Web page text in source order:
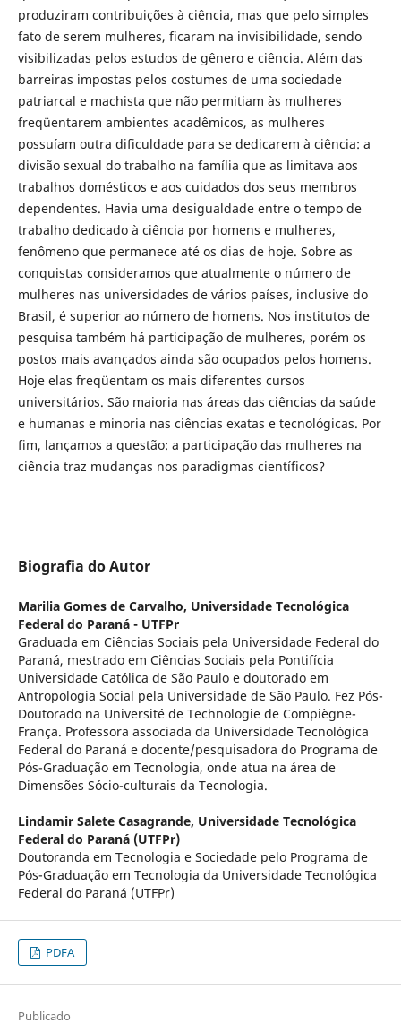
produziram contribuições à ciência, mas que pelo simples
fato de serem mulheres, ficaram na invisibilidade, sendo
visibilizadas pelos estudos de gênero e ciência. Além das
barreiras impostas pelos costumes de uma sociedade
patriarcal e machista que não permitiam às mulheres
freqüentarem ambientes acadêmicos, as mulheres
possuíam outra dificuldade para se dedicarem à ciência: a
divisão sexual do trabalho na família que as limitava aos
trabalhos domésticos e aos cuidados dos seus membros
dependentes. Havia uma desigualdade entre o tempo de
trabalho dedicado à ciência por homens e mulheres,
fenômeno que permanece até os dias de hoje. Sobre as
conquistas consideramos que atualmente o número de
mulheres nas universidades de vários países, inclusive do
Brasil, é superior ao número de homens. Nos institutos de
pesquisa também há participação de mulheres, porém os
postos mais avançados ainda são ocupados pelos homens.
Hoje elas freqüentam os mais diferentes cursos
universitários. São maioria nas áreas das ciências da saúde
e humanas e minoria nas ciências exatas e tecnológicas. Por
fim, lançamos a questão: a participação das mulheres na
ciência traz mudanças nos paradigmas científicos?
Biografia do Autor
Marilia Gomes de Carvalho, Universidade Tecnológica
Federal do Paraná - UTFPr
Graduada em Ciências Sociais pela Universidade Federal do
Paraná, mestrado em Ciências Sociais pela Pontifícia
Universidade Católica de São Paulo e doutorado em
Antropologia Social pela Universidade de São Paulo. Fez Pós-
Doutorado na Université de Technologie de Compiègne-
França. Professora associada da Universidade Tecnológica
Federal do Paraná e docente/pesquisadora do Programa de
Pós-Graduação em Tecnologia, onde atua na área de
Dimensões Sócio-culturais da Tecnologia.
Lindamir Salete Casagrande, Universidade Tecnológica
Federal do Paraná (UTFPr)
Doutoranda em Tecnologia e Sociedade pelo Programa de
Pós-Graduação em Tecnologia da Universidade Tecnológica
Federal do Paraná (UTFPr)
PDFA
Publicado